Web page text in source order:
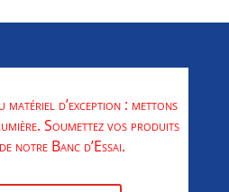
d’exception : mettons
Soumettez vos produits
notre Banc d’Essai.